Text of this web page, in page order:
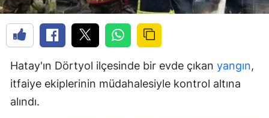
Hatay'ın Dörtyol ilçesinde bir evde çıkan yangın,
itfaiye ekiplerinin müdahalesiyle kontrol altına
alındı.